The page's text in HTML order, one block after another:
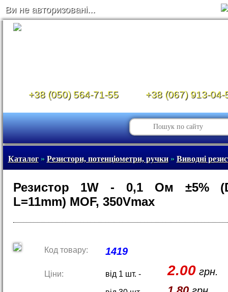
Ви не авторизовані...
+38 (050) 564-71-55 +38 (067) 913-04-
Каталог» Резистори, потенціометри, ручки» Виводні
Резистор 1W - 0,1 Ом ±5%
L=11mm) MOF, 350Vmax
Код товару: 1419
Ціни: від 1 шт. - 2.00грн.